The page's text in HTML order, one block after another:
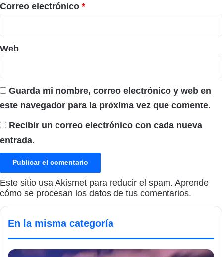
*
Correo electrónico *
Web
Guarda mi nombre, correo electrónico y web en
este navegador para la próxima vez que comente.
Recibir un correo electrónico con cada nueva
entrada.
Este sitio usa Akismet para reducir el spam. Aprende
cómo se procesan los datos de tus comentarios.
En la misma categoría